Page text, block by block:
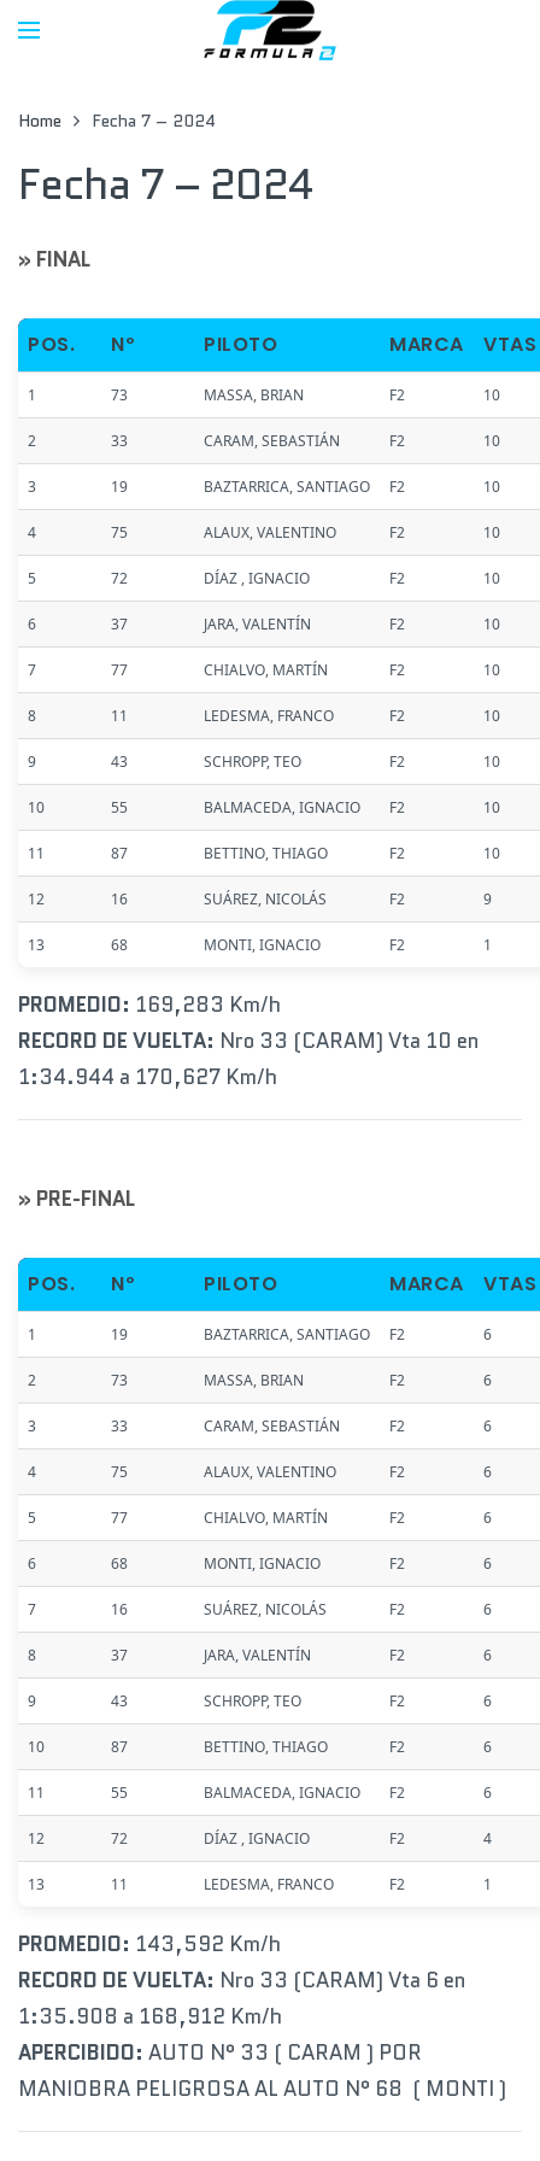
Home Fecha 7 – 2024
Fecha 7 – 2024
» FINAL
POS. Nº PILOTO MARCA VTAS
1 73 MASSA, BRIAN F2 10
2 33 CARAM, SEBASTIÁN F2 10
3 19 BAZTARRICA, SANTIAGO F2 10
4 75 ALAUX, VALENTINO F2 10
5 72 DÍAZ , IGNACIO F2 10
6 37 JARA, VALENTÍN F2 10
7 77 CHIALVO, MARTÍN F2 10
8 11 LEDESMA, FRANCO F2 10
9 43 SCHROPP, TEO F2 10
10 55 BALMACEDA, IGNACIO F2 10
11 87 BETTINO, THIAGO F2 10
12 16 SUÁREZ, NICOLÁS F2 9
13 68 MONTI, IGNACIO F2 1
PROMEDIO: 169,283 Km/h
RECORD DE VUELTA: Nro 33 (CARAM) Vta 10 en
1:34.944 a 170,627 Km/h
» PRE-FINAL
POS. Nº PILOTO MARCA VTAS
1 19 BAZTARRICA, SANTIAGO F2 6
2 73 MASSA, BRIAN F2 6
3 33 CARAM, SEBASTIÁN F2 6
4 75 ALAUX, VALENTINO F2 6
5 77 CHIALVO, MARTÍN F2 6
6 68 MONTI, IGNACIO F2 6
7 16 SUÁREZ, NICOLÁS F2 6
8 37 JARA, VALENTÍN F2 6
9 43 SCHROPP, TEO F2 6
10 87 BETTINO, THIAGO F2 6
11 55 BALMACEDA, IGNACIO F2 6
12 72 DÍAZ , IGNACIO F2 4
13 11 LEDESMA, FRANCO F2 1
PROMEDIO: 143,592 Km/h
RECORD DE VUELTA: Nro 33 (CARAM) Vta 6 en
1:35.908 a 168,912 Km/h
APERCIBIDO: AUTO N° 33 ( CARAM ) POR
MANIOBRA PELIGROSA AL AUTO N° 68 ( MONTI )